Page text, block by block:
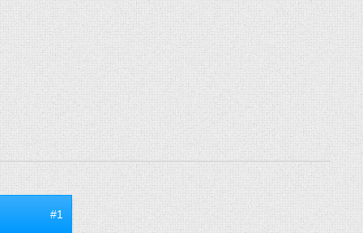
#1